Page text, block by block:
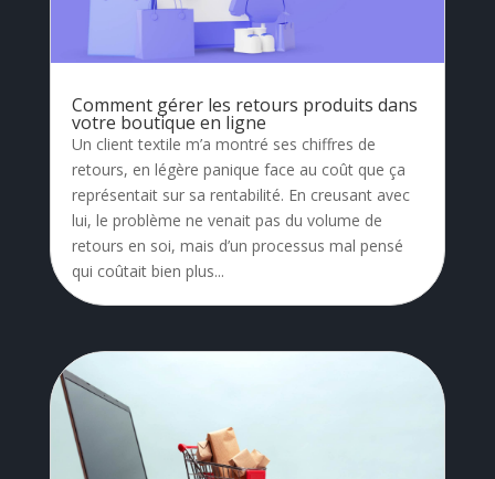
Comment gérer les retours produits dans
votre boutique en ligne
Un client textile m’a montré ses chiffres de
retours, en légère panique face au coût que ça
représentait sur sa rentabilité. En creusant avec
lui, le problème ne venait pas du volume de
retours en soi, mais d’un processus mal pensé
qui coûtait bien plus...